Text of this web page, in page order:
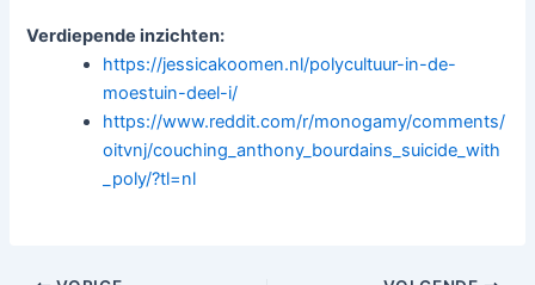
Verdiepende inzichten:
https://jessicakoomen.nl/polycultuur-in-de-
moestuin-deel-i/
https://www.reddit.com/r/monogamy/comments/
oitvnj/couching_anthony_bourdains_suicide_with
_poly/?tl=nl